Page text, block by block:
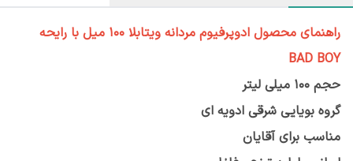
راهنمای محصول ادوپرفیوم مردانه ویتابلا ۱۰۰ میل با رایحه
BAD BOY
حجم 100 میلی لیتر
گروه بویایی شرقی ادویه ای
مناسب برای آقایان